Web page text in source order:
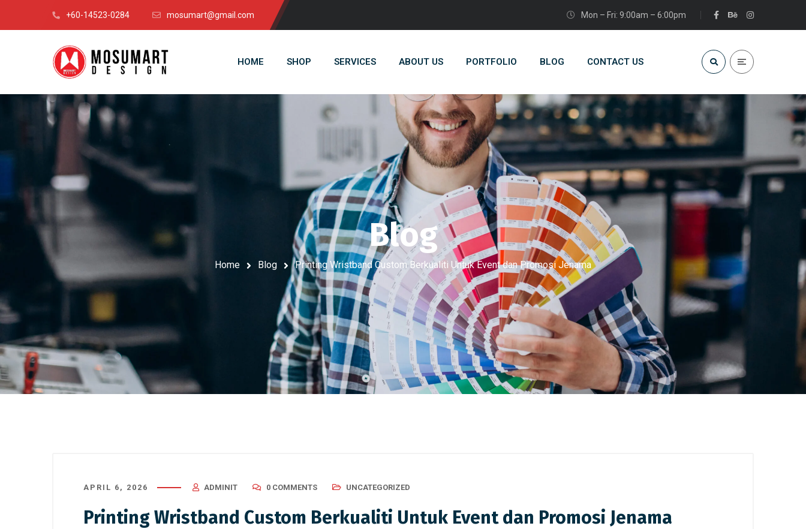
+60-14523-0284 mosumart@gmail.com Mon – Fri: 9:00am – 6:00pm
HOME SHOP SERVICES ABOUT US PORTFOLIO BLOG CONTACT US
Blog
Home Blog Printing Wristband Custom Berkualiti Untuk Event dan Promosi Jenama
APRIL 6, 2026 ADMINIT 0 COMMENTS UNCATEGORIZED
Printing Wristband Custom Berkualiti Untuk Event dan Promosi Jenama